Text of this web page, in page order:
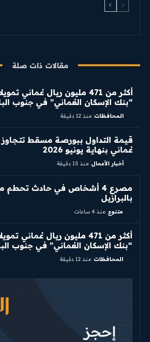
مقالات ذات صلة
أكثر من 471 مليون ريال عُماني
“بنك الإسكان العُماني” في جنوب
المحافظات منذ 12 دقيقة
عُماني بنهاية يونيو 2026
أخبار الأعمال منذ 15 دقيقة
مصرع 4 أشخاص في حادث تحطم
بالبرازيل
متنوع منذ 4 ساعات
أكثر من 471 مليون ريال عُماني
“بنك الإسكان العُماني” في جنوب
المحافظات منذ 12 دقيقة